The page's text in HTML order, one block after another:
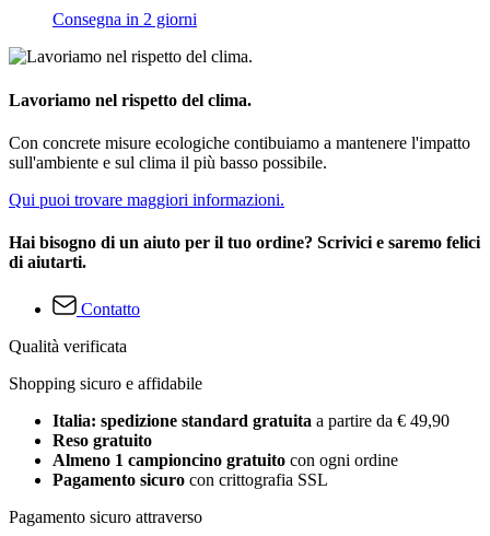
Consegna in 2 giorni
Lavoriamo nel rispetto del clima.
Con concrete misure ecologiche contibuiamo a mantenere l'impatto
sull'ambiente e sul clima il più basso possibile.
Qui puoi trovare maggiori informazioni.
Hai bisogno di un aiuto per il tuo ordine? Scrivici e saremo felici
di aiutarti.
Contatto
Qualità verificata
Shopping sicuro e affidabile
Italia: spedizione standard gratuita a partire da € 49,90
Reso gratuito
Almeno 1 campioncino gratuito con ogni ordine
Pagamento sicuro con crittografia SSL
Pagamento sicuro attraverso